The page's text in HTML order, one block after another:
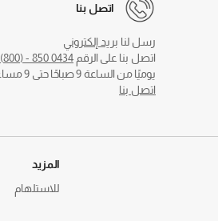
اتصل بنا
رسل لنا بريد إلكتروني
اتصل بنا على الرقم 0434 850 - (800)
يوميًا من الساعة 9 صباحًا حتى 9 مساءً
اتصل بنا
المزيد
للاستلهام